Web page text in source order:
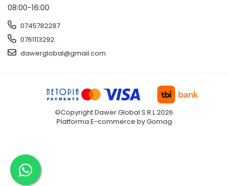
08:00-16:00
0745782287
0761113292
dawerglobal@gmail.com
©Copyright Dawer Global S.R.L 2026
Platforma E-commerce by Gomag